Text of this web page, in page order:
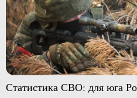
Статистика СВО: для юга